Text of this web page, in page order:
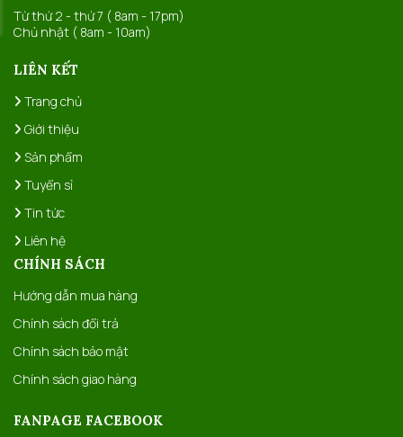
Từ thứ 2 - thứ 7 ( 8am - 17pm)
Chủ nhật ( 8am - 10am)
LIÊN KẾT
Trang chủ
Giới thiệu
Sản phẩm
Tuyển sỉ
Tin tức
Liên hệ
CHÍNH SÁCH
Hướng dẫn mua hàng
Chính sách đổi trả
Chính sách bảo mật
Chính sách giao hàng
FANPAGE FACEBOOK